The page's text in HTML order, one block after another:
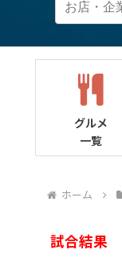
グルメ
一覧
ホーム
試合結果